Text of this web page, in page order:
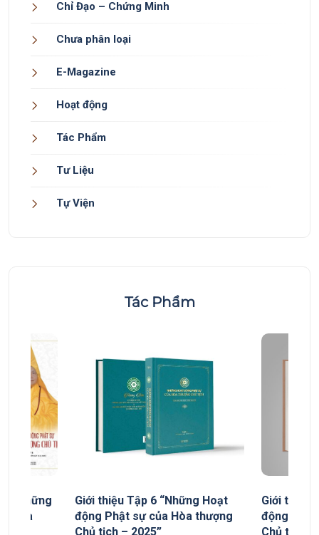
Chỉ Đạo – Chứng Minh
Chưa phân loại
E-Magazine
Hoạt động
Tác Phẩm
Tư Liệu
Tự Viện
Tác Phẩm
“Những
Hòa
Giới thiệu Tập 6 “Những Hoạt
động Phật sự của Hòa thượng
Chủ tịch – 2025”
Giới thiệu
động
Chủ tịch”